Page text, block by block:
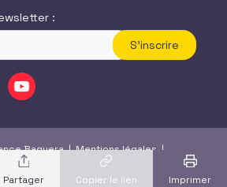
Partager Copier le lien Imprimer
:
S'inscrire
Baguera |Mentions légales |
|